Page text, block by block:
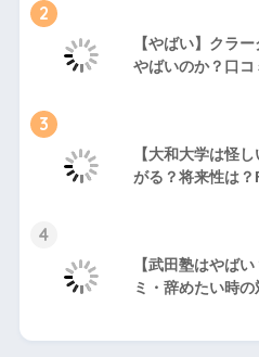
2
【やばい】クラ
やばいのか？口コ
3
【大和大学は怪
がる？将来性は？
4
【武田塾はやば
ミ・辞めたい時